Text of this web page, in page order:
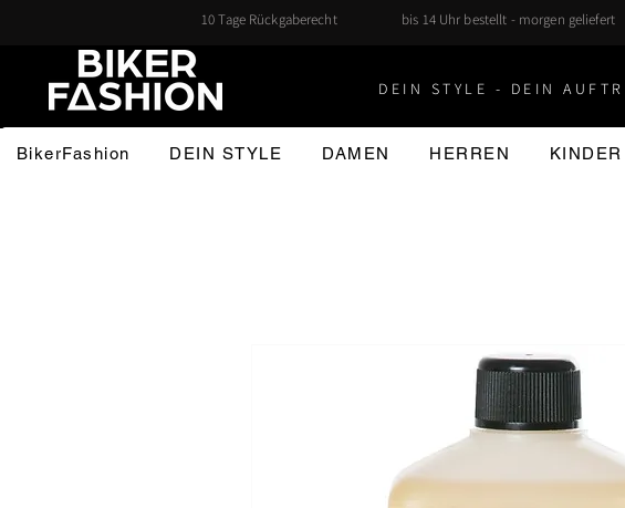
10 Tage Rückgaberecht bis 14 Uhr bestellt - morgen geliefert
DEIN STYLE - DEIN
BikerFashion DEIN STYLE DAMEN HERREN KINDER